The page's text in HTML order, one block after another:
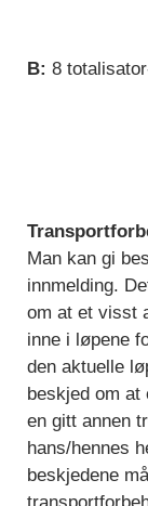
B: 8
Man kan gi
innmelding.
om at et visst
inne i løpene
den aktuelle
beskjed om
en gitt annen
hans/hennes
beskjedene